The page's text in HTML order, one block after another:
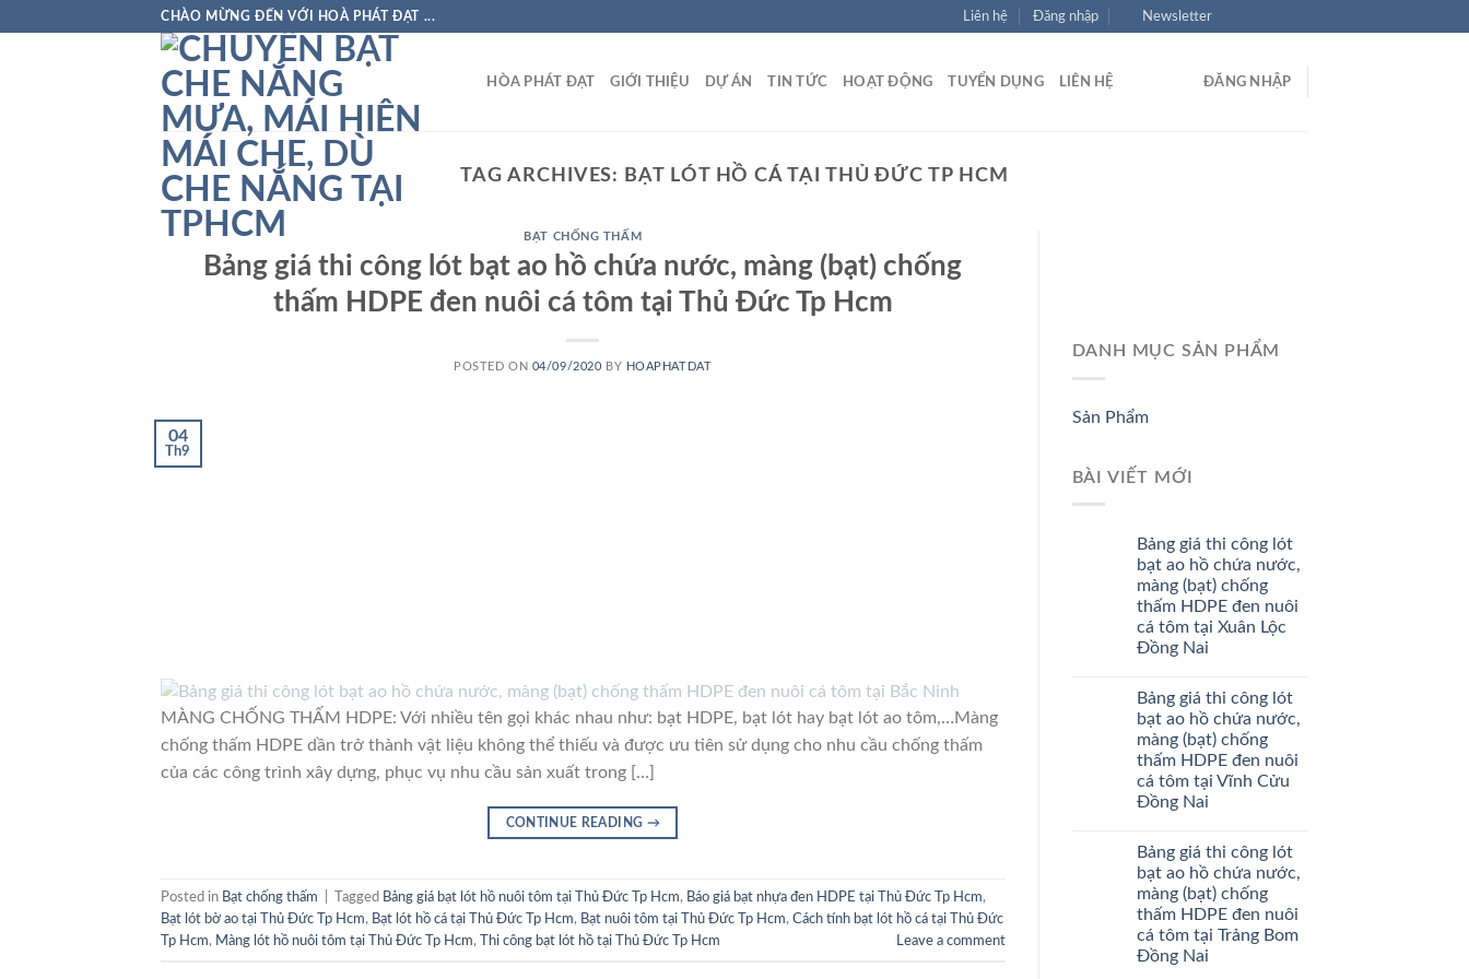
CHÀO MỪNG ĐẾN VỚI HOÀ PHÁT ĐẠT ... Liên hệ Đăng nhập Newsletter
HÒA PHÁT ĐẠT GIỚI THIỆU DỰ ÁN TIN TỨC HOẠT ĐỘNG TUYỂN DỤNG LIÊN HỆ ĐĂNG NHẬP
TAG ARCHIVES: BẠT LÓT HỒ CÁ TẠI THỦ ĐỨC TP HCM
BẠT CHỐNG THẤM
Bảng giá thi công lót bạt ao hồ chứa nước, màng (bạt) chống
thấm HDPE đen nuôi cá tôm tại Thủ Đức Tp Hcm
POSTED ON 04/09/2020 BY HOAPHATDAT
04
Th9
MÀNG CHỐNG THẤM HDPE: Với nhiều tên gọi khác nhau như: bạt HDPE, bạt lót hay bạt lót ao tôm,…Màng
chống thấm HDPE dần trở thành vật liệu không thể thiếu và được ưu tiên sử dụng cho nhu cầu chống thấm
của các công trình xây dựng, phục vụ nhu cầu sản xuất trong […]
CONTINUE READING →
Posted in Bạt chống thấm Tagged Bảng giá bạt lót hồ nuôi tôm tại Thủ Đức Tp Hcm, Báo giá bạt nhựa đen HDPE tại Thủ Đức Tp Hcm,
Bạt lót bờ ao tại Thủ Đức Tp Hcm, Bạt lót hồ cá tại Thủ Đức Tp Hcm, Bạt nuôi tôm tại Thủ Đức Tp Hcm, Cách tính bạt lót hồ cá tại Thủ Đức
Tp Hcm, Màng lót hồ nuôi tôm tại Thủ Đức Tp Hcm, Thi công bạt lót hồ tại Thủ Đức Tp Hcm Leave a comment
DANH MỤC SẢN PHẨM
Sản Phẩm
BÀI VIẾT MỚI
Bảng giá thi công lót
bạt ao hồ chứa nước,
màng (bạt) chống
thấm HDPE đen nuôi
cá tôm tại Xuân Lộc
Đồng Nai
Bảng giá thi công lót
bạt ao hồ chứa nước,
màng (bạt) chống
thấm HDPE đen nuôi
cá tôm tại Vĩnh Cửu
Đồng Nai
Bảng giá thi công lót
bạt ao hồ chứa nước,
màng (bạt) chống
thấm HDPE đen nuôi
cá tôm tại Trảng Bom
Đồng Nai